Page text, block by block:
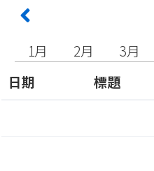
1月 2月 3月
日期
標題